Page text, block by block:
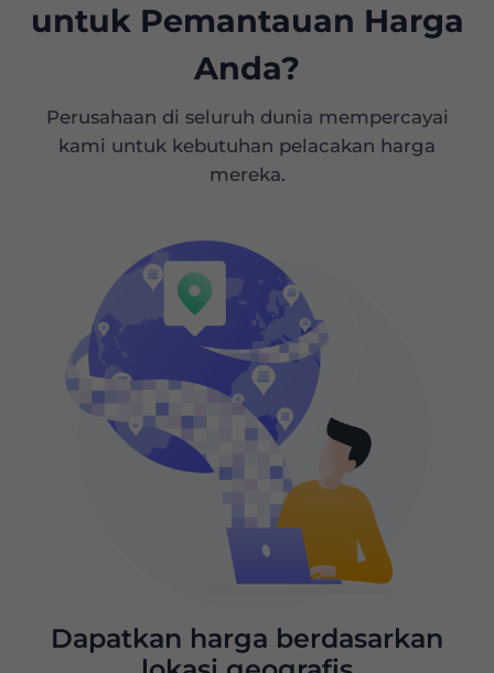
untuk Pemantauan Harga
Anda?
Perusahaan di seluruh dunia mempercayai
kami untuk kebutuhan pelacakan harga
mereka.
dengan perubahan